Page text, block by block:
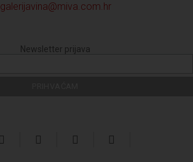
galerijavina@miva.com.hr
Newsletter prijava